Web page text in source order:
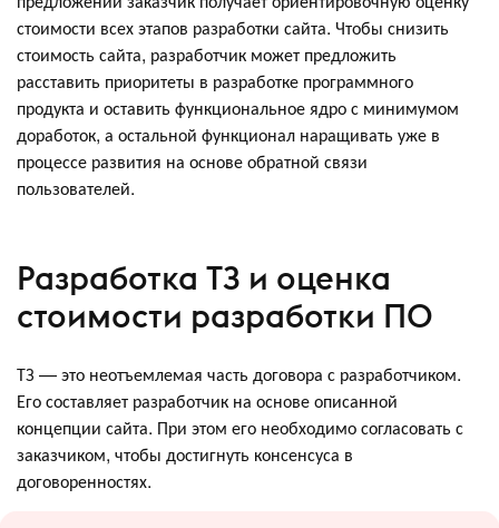
стоимости всех этапов разработки сайта. Чтобы снизить
стоимость сайта, разработчик может предложить
расставить приоритеты в разработке программного
продукта и оставить функциональное ядро с минимумом
доработок, а остальной функционал наращивать уже в
процессе развития на основе обратной связи
пользователей.
Разработка ТЗ и оценка
стоимости разработки ПО
ТЗ — это неотъемлемая часть договора с разработчиком.
Его составляет разработчик на основе описанной
концепции сайта. При этом его необходимо согласовать с
заказчиком, чтобы достигнуть консенсуса в
договоренностях.